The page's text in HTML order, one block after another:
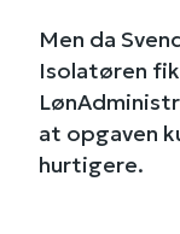
Men da
Isolatøren
at opgaven
hurtigere.